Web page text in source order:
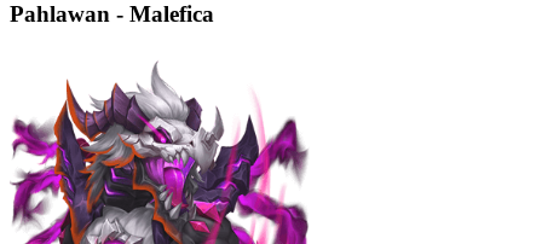
Pahlawan - Malefica